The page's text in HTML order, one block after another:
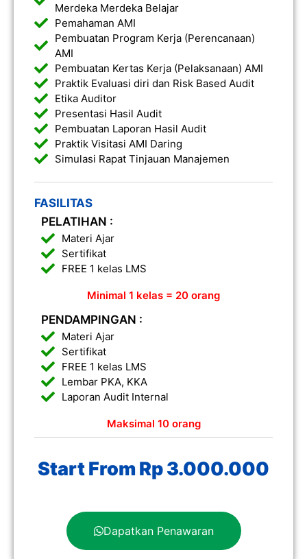
Merdeka Merdeka Belajar
Pemahaman AMI
Pembuatan Program Kerja (Perencanaan)
AMI
Pembuatan Kertas Kerja (Pelaksanaan) AMI
Praktik Evaluasi diri dan Risk Based Audit
Etika Auditor
Presentasi Hasil Audit
Pembuatan Laporan Hasil Audit
Praktik Visitasi AMI Daring
Simulasi Rapat Tinjauan Manajemen
FASILITAS
PELATIHAN :
Materi Ajar
Sertifikat
FREE 1 kelas LMS
Minimal 1 kelas = 20 orang
PENDAMPINGAN :
Materi Ajar
Sertifikat
FREE 1 kelas LMS
Lembar PKA, KKA
Laporan Audit Internal
Maksimal 10 orang
Start From Rp 3.000.000
Dapatkan Penawaran